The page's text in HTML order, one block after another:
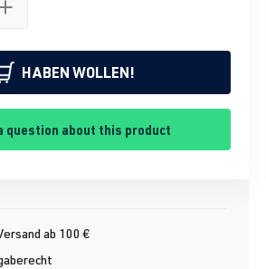
HABEN WOLLEN!
question about this product
ab 100 €